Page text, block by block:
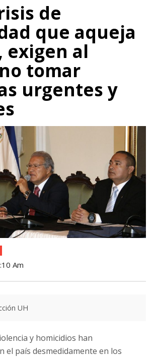
de
que aqueja
exigen al
tomar
urgentes y
Am
UH
y homicidios han
el país desmedidamente en los